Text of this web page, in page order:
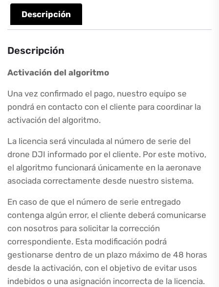
drones
DJI
Descripción
Descripción
Activación del algoritmo
Una vez confirmado el pago, nuestro equipo se
pondrá en contacto con el cliente para coordinar la
activación del algoritmo.
La licencia será vinculada al número de serie del
drone DJI informado por el cliente. Por este motivo,
el algoritmo funcionará únicamente en la aeronave
asociada correctamente desde nuestro sistema.
En caso de que el número de serie entregado
contenga algún error, el cliente deberá comunicarse
con nosotros para solicitar la corrección
correspondiente. Esta modificación podrá
gestionarse dentro de un plazo máximo de 48 horas
desde la activación, con el objetivo de evitar usos
indebidos o una asignación incorrecta de la licencia.